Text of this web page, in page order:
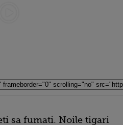
sa fumati. Noile tigari